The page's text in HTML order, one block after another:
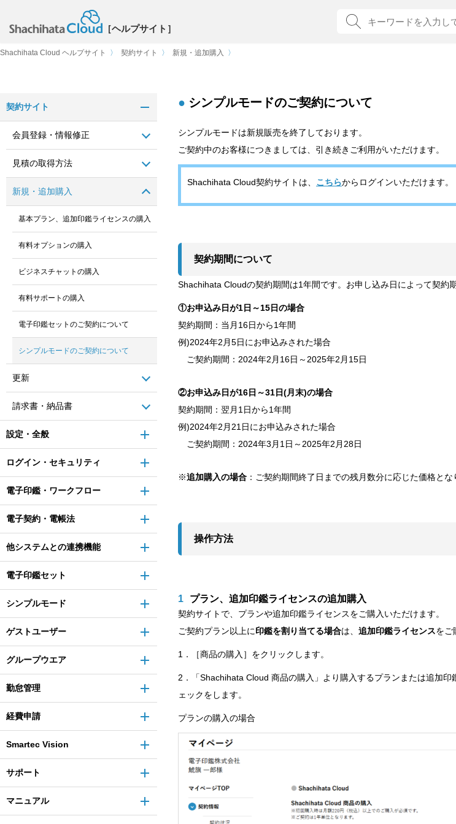
［ヘルプサイト］
Shachihata Cloud ヘルプサイト 〉 契約サイト 〉 新規・追加購入 〉
契約サイト
会員登録・情報修正
見積の取得方法
新規・追加購入
基本プラン、追加印鑑ライセンスの購入
有料オプションの購入
ビジネスチャットの購入
有料サポートの購入
電子印鑑セットのご契約について
シンプルモードのご契約について
更新
請求書・納品書
設定・全般
ログイン・セキュリティ
電子印鑑・ワークフロー
電子契約・電帳法
他システムとの連携機能
電子印鑑セット
シンプルモード
ゲストユーザー
グループウエア
勤怠管理
経費申請
Smartec Vision
サポート
マニュアル
シンプルモードのご契約について
シンプルモードは新規販売を終了しております。
ご契約中のお客様につきましては、引き続きご利用がいただけます。
Shachihata Cloud契約サイトは、 こちらからログインいただけます。
契約期間について
Shachihata Cloudの契約期間は1年間です。お申し込み日によって契約
①お申込み日が1日～15日の場合
契約期間：当月16日から1年間
例)2024年2月5日にお申込みされた場合
ご契約期間：2024年2月16日～2025年2月15日
②お申込み日が16日～31日(月末)の場合
契約期間：翌月1日から1年間
例)2024年2月21日にお申込みされた場合
ご契約期間：2024年3月1日～2025年2月28日
※追加購入の場合 ：ご契約期間終了日までの残月数分に応じた価格と
操作方法
1 プラン、追加印鑑ライセンスの追加購入
契約サイトで、プランや追加印鑑ライセンスをご購入いただけます。
ご契約プラン以上に印鑑を割り当てる場合は、 追加印鑑ライセンスをご
1．［商品の購入］をクリックします。
2．「Shachihata Cloud 商品の購入」より購入するプランまたは追加
ェックをします。
プランの購入の場合